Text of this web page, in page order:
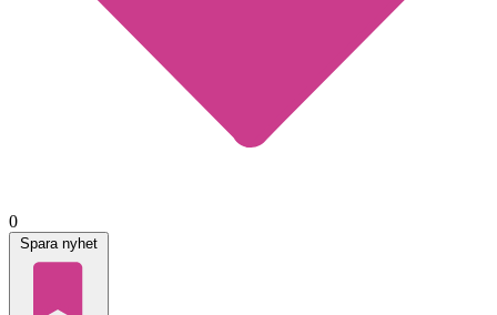
0
Spara nyhet